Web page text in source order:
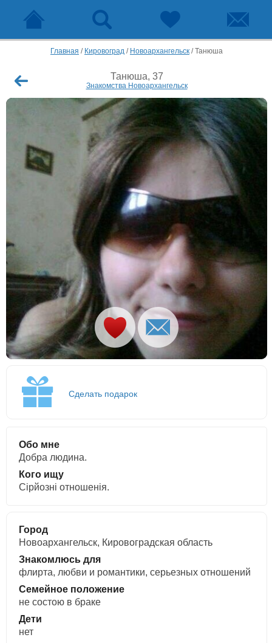
Главная / Кировоград / Новоархангельск /Танюша
Танюша, 37
Знакомства Новоархангельск
Сделать подарок
Обо мне
Добра людина.
Кого ищу
Сірйозні отношенія.
Город
Новоархангельск, Кировоградская область
Знакомлюсь для
флирта, любви и романтики, cерьезных отношений
Семейное положение
не состою в браке
Дети
нет